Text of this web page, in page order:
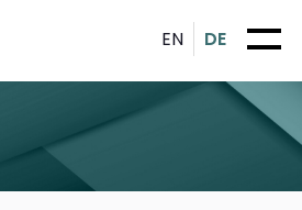
EN DE